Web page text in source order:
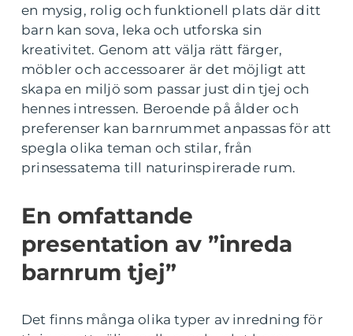
en mysig, rolig och funktionell plats där ditt
barn kan sova, leka och utforska sin
kreativitet. Genom att välja rätt färger,
möbler och accessoarer är det möjligt att
skapa en miljö som passar just din tjej och
hennes intressen. Beroende på ålder och
preferenser kan barnrummet anpassas för att
spegla olika teman och stilar, från
prinsessatema till naturinspirerade rum.
En omfattande
presentation av ”inreda
barnrum tjej”
Det finns många olika typer av inredning för